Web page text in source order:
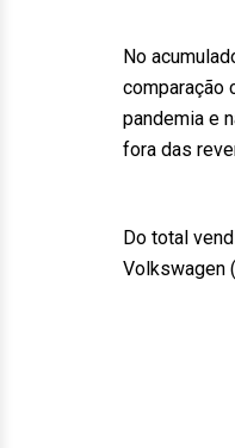
No
comparação
pandemia e
fora das
Do total
Volkswagen